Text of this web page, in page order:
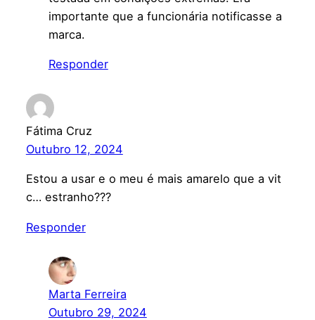
importante que a funcionária notificasse a
marca.
Responder
Fátima Cruz
Outubro 12, 2024
Estou a usar e o meu é mais amarelo que a vit
c… estranho???
Responder
Marta Ferreira
Outubro 29, 2024